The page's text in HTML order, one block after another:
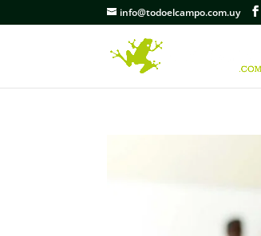
info@todoelcampo.com.uy